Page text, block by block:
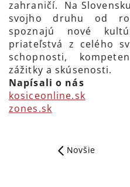
zahraničí. Na
svojho druhu od
spoznajú nové
priateľstvá z celého
schopnosti,
zážitky a skúsenosti.
Napísali o nás
kosiceonline.sk
zones.sk
Novšie